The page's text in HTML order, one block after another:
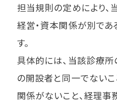
担当規則の定めにより、
経営・資本関係が別であ
す。
具体的には、当該診療
の開設者と同一でない
関係がないこと、経理